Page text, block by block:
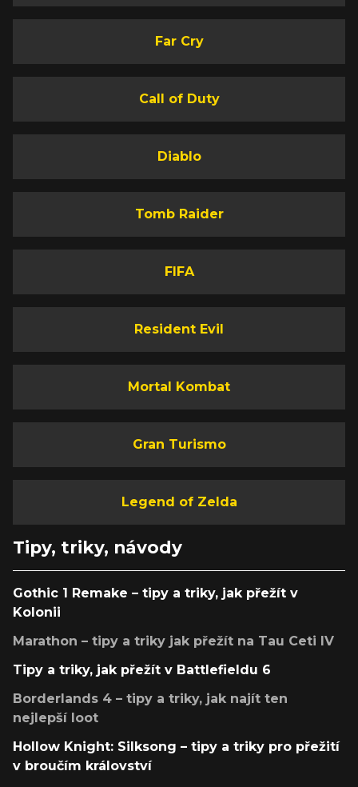
Far Cry
Call of Duty
Diablo
Tomb Raider
FIFA
Resident Evil
Mortal Kombat
Gran Turismo
Legend of Zelda
Tipy, triky, návody
Gothic 1 Remake – tipy a triky, jak přežít v
Kolonii
Marathon – tipy a triky jak přežít na Tau Ceti IV
Tipy a triky, jak přežít v Battlefieldu 6
Borderlands 4 – tipy a triky, jak najít ten
nejlepší loot
Hollow Knight: Silksong – tipy a triky pro přežití
v broučím království